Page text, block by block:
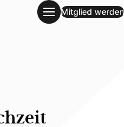
Mitglied werden